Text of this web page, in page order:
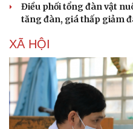
Sức khỏe
Dinh dưỡng - món ngon
Điều phối tổng đàn vật
tăng đàn, giá thấp giảm
XÃ HỘI